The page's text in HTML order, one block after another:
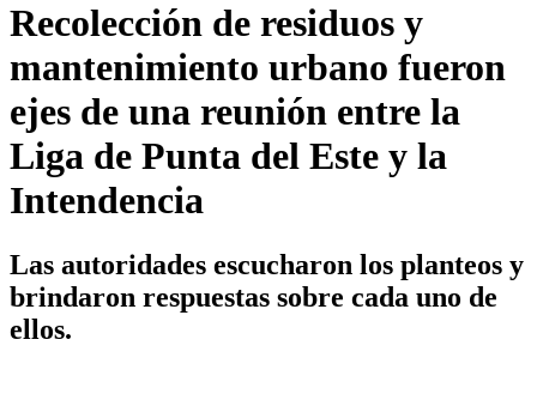
Recolección de residuos y
mantenimiento urbano fueron
ejes de una reunión entre la
Liga de Punta del Este y la
Intendencia
Las autoridades escucharon los planteos y
brindaron respuestas sobre cada uno de
ellos.